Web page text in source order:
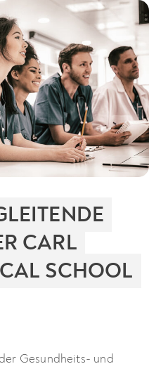
CARL
SCHOOL
Gesundheits- und